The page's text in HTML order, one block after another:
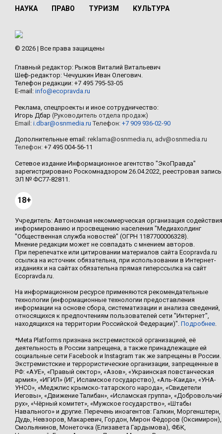
НАУКА ПРАВО ТУРИЗМ КУЛЬТУРА
© 2026 | Все права защищены
Главный редактор: Рыжов Виталий Витальевич
Шеф-редактор: Чечушкин Иван Олегович.
Телефон редакции: +7 495 795-53-05
E-mail: info@ecopravda.ru
Реклама, спецпроекты и иное сотрудничество:
Игорь Дбар (Руководитель отдела продаж)
Email: i.dbar@osnmedia.ru Телефон: +7 909 936-02-90
Дополнительные email: reklama@osnmedia.ru, adv@osnmedia.ru
Телефон: +7 495 004-56-11
Сетевое издание Информационное агентство "ЭкоПравда"
зарегистрировано Роскомнадзором 26.04.2022, реестровая запись
ЭЛ № ФС77-82811.
18+
Учредитель: Автономная некоммерческая организация содействия
информированию и просвещению населения "Медиахолдинг
"Общественная служба новостей" (ОГРН 1187700006328).
Мнение редакции может не совпадать с мнением авторов.
При перепечатке или цитировании материалов сайта Ecopravda.ru
ссылка на источник обязательна, при использовании в Интернет-
изданиях и на сайтах обязательна прямая гиперссылка на сайт
Ecopravda.ru.
На информационном ресурсе применяются рекомендательные
технологии (информационные технологии предоставления
информации на основе сбора, систематизации и анализа сведений,
относящихся к предпочтениям пользователей сети "Интернет",
находящихся на территории Российской Федерации)". Подробнее.
*Meta Platforms признана экстремистской организацией, её
деятельность в России запрещена, а также принадлежащие ей
социальные сети Facebook и Instagram так же запрещены в России.
Экстремистские и террористические организации, запрещенные в
РФ: «АУЕ», «Правый сектор», «Азов», «Украинская повстанческая
армия», «ИГИЛ» (ИГ, Исламское государство), «Аль-Каида», «УНА-
УНСО», «Меджлис крымско-татарского народа», «Свидетели
Иеговы», «Движение Талибан», «Исламская группа»,
рух», «Чёрный комитет», «Мужское государство», «Штабы
Навального» и другие. Перечень иноагентов: Галкин, Моргенштерн,
Дудь, Невзоров, Макаревич, Гордон, Мирон Фёдоров (Оксимирон),
Смольянинов, Монеточка (Елизавета Гардымова), ФБК,